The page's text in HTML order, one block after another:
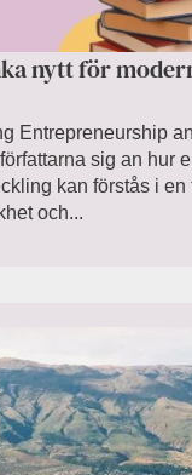
nytt för
Entrepreneurship
sig an hur
kan förstås i en
och...